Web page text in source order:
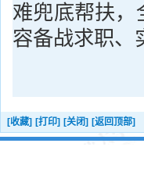
难兜底帮扶，
容备战求职、
[收藏] [打印] [关闭] [返回顶部]